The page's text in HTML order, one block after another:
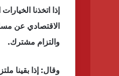
إذا اتخذنا
الاقتصادي عن
والتزام مشترك.
وقال: إذا بقينا